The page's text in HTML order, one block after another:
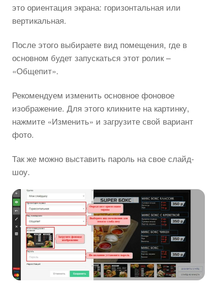
это ориентация экрана: горизонтальная или
вертикальная.
После этого выбираете вид помещения, где в
основном будет запускаться этот ролик –
«Общепит».
Рекомендуем изменить основное фоновое
изображение. Для этого кликните на картинку,
нажмите «Изменить» и загрузите свой вариант
фото.
Так же можно выставить пароль на свое слайд-
шоу.